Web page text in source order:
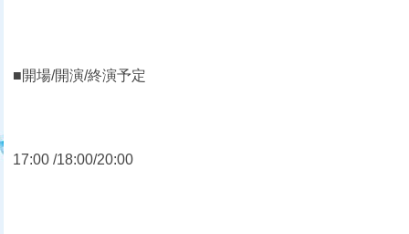
■開場/開演/終演予定
17:00 /18:00/20:00